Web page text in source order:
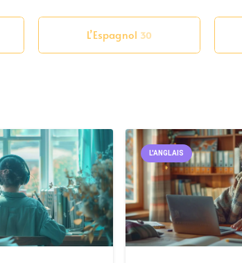
L’Espagnol 30
L'ANGLAIS